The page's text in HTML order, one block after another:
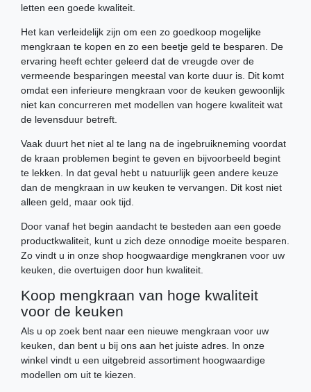
letten een goede kwaliteit.
Het kan verleidelijk zijn om een zo goedkoop mogelijke
mengkraan te kopen en zo een beetje geld te besparen. De
ervaring heeft echter geleerd dat de vreugde over de
vermeende besparingen meestal van korte duur is. Dit komt
omdat een inferieure mengkraan voor de keuken gewoonlijk
niet kan concurreren met modellen van hogere kwaliteit wat
de levensduur betreft.
Vaak duurt het niet al te lang na de ingebruikneming voordat
de kraan problemen begint te geven en bijvoorbeeld begint
te lekken. In dat geval hebt u natuurlijk geen andere keuze
dan de mengkraan in uw keuken te vervangen. Dit kost niet
alleen geld, maar ook tijd.
Door vanaf het begin aandacht te besteden aan een goede
productkwaliteit, kunt u zich deze onnodige moeite besparen.
Zo vindt u in onze shop hoogwaardige mengkranen voor uw
keuken, die overtuigen door hun kwaliteit.
Koop mengkraan van hoge kwaliteit
voor de keuken
Als u op zoek bent naar een nieuwe mengkraan voor uw
keuken, dan bent u bij ons aan het juiste adres. In onze
winkel vindt u een uitgebreid assortiment hoogwaardige
modellen om uit te kiezen.